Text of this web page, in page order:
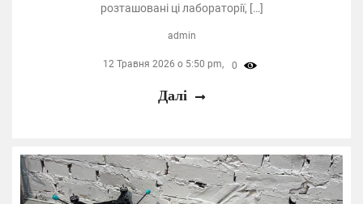
розташовані ці лабораторії, […]
admin
12 Травня 2026 о 5:50 pm, 0
Далі